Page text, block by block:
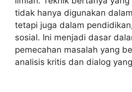
tidak hanya digunakan
tetapi juga dalam
sosial. Ini menjadi dasar
pemecahan masalah yang
analisis kritis dan dialog